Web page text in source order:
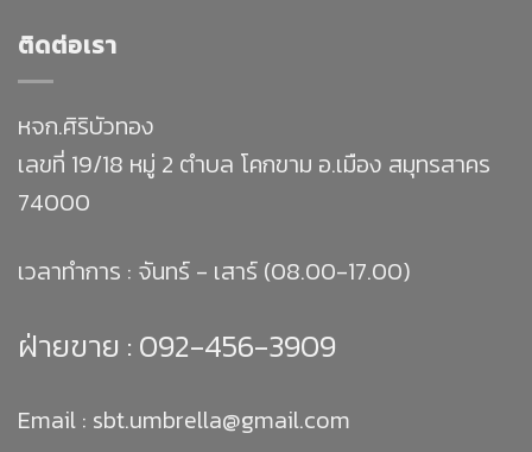
ติดต่อเรา
หจก.ศิริบัวทอง
เลขที่ 19/18 หมู่ 2 ตำบล โคกขาม อ.เมือง สมุทรสาคร
74000
เวลาทำการ : จันทร์ - เสาร์ (08.00-17.00)
ฝ่ายขาย : 092-456-3909
Email : sbt.umbrella@gmail.com